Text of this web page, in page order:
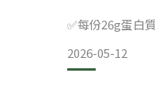
✅每份26g蛋白
✅魚膠原蛋白
不管是運動後修
2026-05-12